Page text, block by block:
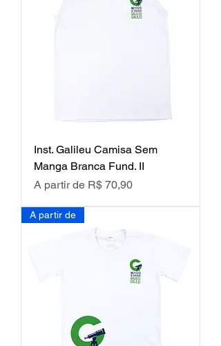
Inst. Galileu Camisa Sem
Manga Branca Fund. II
A partir de R$ 70,90
Preço promocional
A partir de